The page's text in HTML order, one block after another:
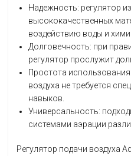
Надежность: регулятор
высококачественных
воздействию воды и
Долговечность: при
регулятор прослужит
Простота
воздуха не требуется
навыков.
Универсальность:
системами аэрации
Регулятор подачи воздуха